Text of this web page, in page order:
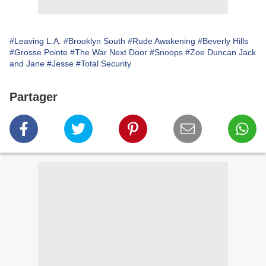
#Leaving L.A. #Brooklyn South #Rude Awakening #Beverly Hills
#Grosse Pointe #The War Next Door #Snoops #Zoe Duncan Jack
and Jane #Jesse #Total Security
Partager